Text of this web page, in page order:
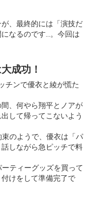
、最終的には 「演技だ
なるのです…。今回は
成功！
チンで優衣と綾が慌た
、何やら翔平とノアが
して帰ってこないよう
のようで、優衣は「パ
しながら急ピッチで料
ティーグッズを買って
けをして準備完了で